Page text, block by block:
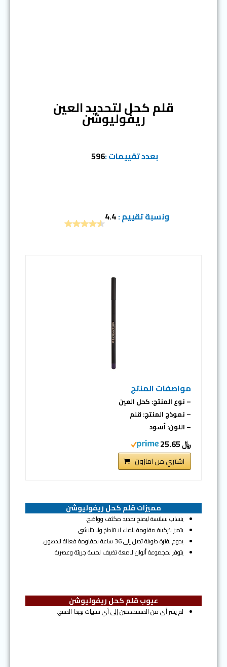
قلم كحل لتحديد العين
ريفوليوشن
بعدد تقييمات :596
ونسبة تقييم :4.4
مواصفات المنتج
– نوع المنتج: كحل العين
– نموذج المنتج: قلم
– اللون: أسود
﷼ 25.65
اشتري من امازون
مميزات قلم كحل ريفوليوشن
ينساب بسلاسة ليمنح تحديد مكثف وواضح.
يتميز بتركيبة مقاومة للماء لا تتلطخ ولا تتلاشى.
يدوم لفترة طويلة تصل إلى 36 ساعة بمقاومة فعالة للدهون.
يتوفر بمجموعة ألوان لامعة تضيف لمسة جريئة وعصرية.
عيوب قلم كحل ريفوليوشن
لم يشر أي من المستخدمين إلى أي سلبيات بهذا المنتج.